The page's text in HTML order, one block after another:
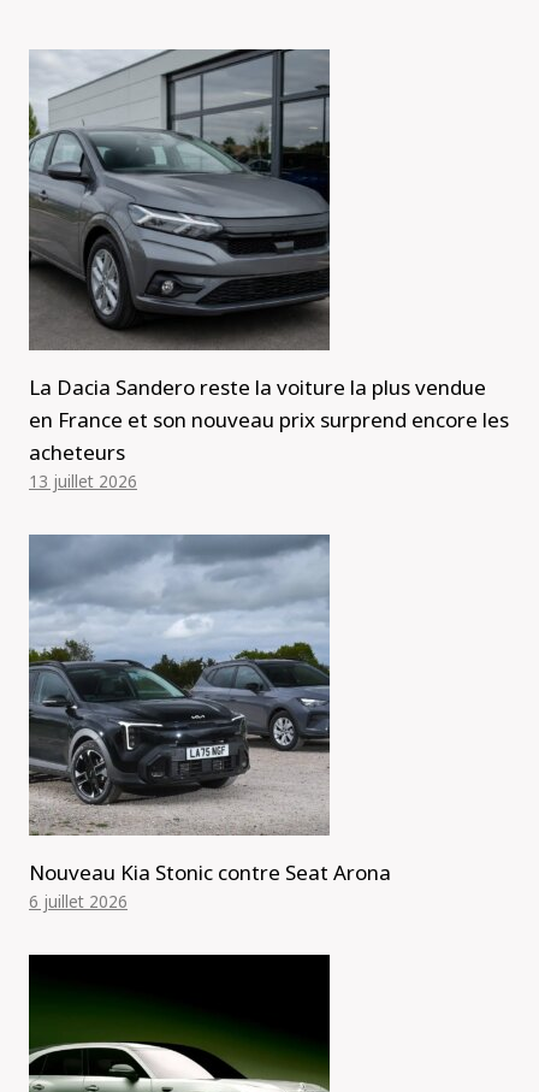
La Dacia Sandero reste la voiture la plus vendue
en France et son nouveau prix surprend encore les
acheteurs
13 juillet 2026
Nouveau Kia Stonic contre Seat Arona
6 juillet 2026